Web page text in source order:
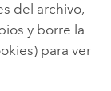
del archivo,
y borre la
para ver